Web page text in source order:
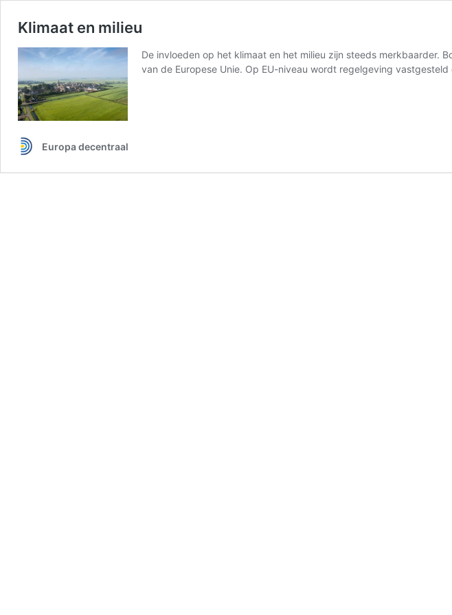
Klimaat en milieu
De invloeden op het klimaat en het milieu zijn steeds merkbaarder.
van de Europese Unie. Op EU-niveau wordt regelgeving
Europa decentraal